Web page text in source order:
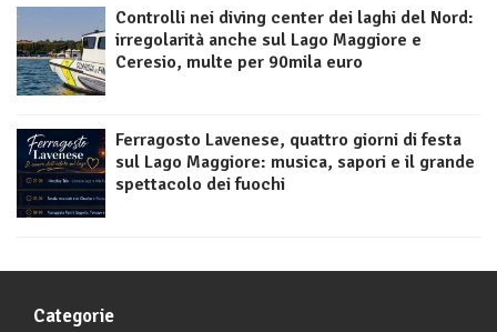
Controlli nei diving center dei laghi del Nord:
irregolarità anche sul Lago Maggiore e
Ceresio, multe per 90mila euro
Ferragosto Lavenese, quattro giorni di festa
sul Lago Maggiore: musica, sapori e il grande
spettacolo dei fuochi
Categorie